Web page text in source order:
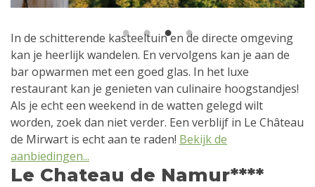
1 2 3 4
In de schitterende kasteeltuin en de directe omgeving
kan je heerlijk wandelen. En vervolgens kan je aan de
bar opwarmen met een goed glas. In het luxe
restaurant kan je genieten van culinaire hoogstandjes!
Als je echt een weekend in de watten gelegd wilt
worden, zoek dan niet verder. Een verblijf in Le Château
de Mirwart is echt aan te raden! Bekijk de
aanbiedingen...
Le Chateau de Namur****